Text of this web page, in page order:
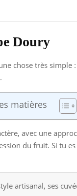
Doury
chose très simple
matières
avec une
du fruit. Si tu
artisanal, ses